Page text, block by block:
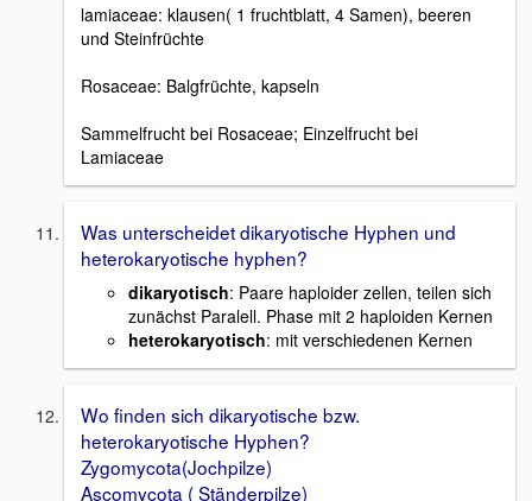
lamiaceae: klausen( 1 fruchtblatt, 4 Samen), beeren
und Steinfrüchte
Rosaceae: Balgfrüchte, kapseln
Sammelfrucht bei Rosaceae; Einzelfrucht bei
Lamiaceae
Was unterscheidet dikaryotische Hyphen und
heterokaryotische hyphen?
dikaryotisch: Paare haploider zellen, teilen sich
zunächst Paralell. Phase mit 2 haploiden Kernen
heterokaryotisch: mit verschiedenen Kernen
Wo finden sich dikaryotische bzw.
heterokaryotische Hyphen?
Zygomycota(Jochpilze)
Ascomycota ( Ständerpilze)